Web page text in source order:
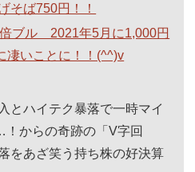
そば750円！！
倍ブル 2021年5月に1,000円
凄いことに！！(^^)v
とハイテク暴落で一時マイ
からの奇跡の「V字回
をあざ笑う持ち株の好決算